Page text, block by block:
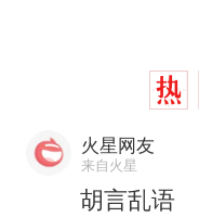
火星网友
来自火星
胡言乱语